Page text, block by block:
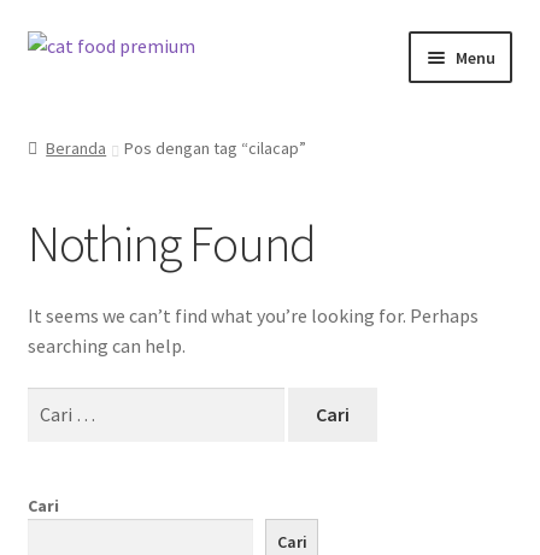
Skip
Skip
Menu
Cat Food Premium PurityPaw Product
Checkout
PurityPaw
Beranda Pos dengan tag “cilacap”
Nothing Found
It seems we can’t find what you’re looking for. Perhaps
searching can help.
Cari
Cari